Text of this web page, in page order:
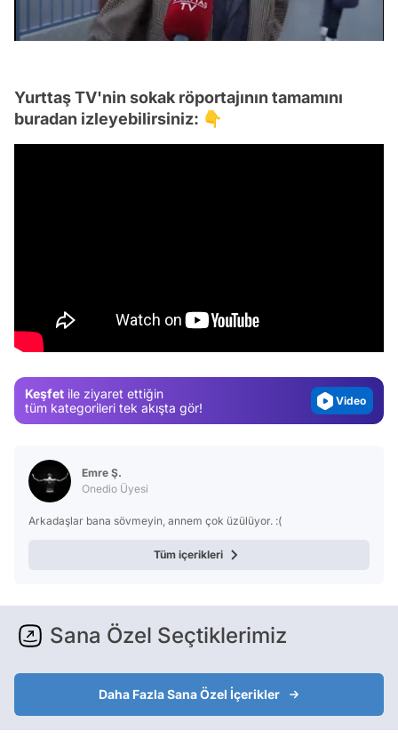
/
Yurttaş TV'nin sokak röportajının tamamını
buradan izleyebilirsiniz: 👇
Keşfet ile ziyaret ettiğin
tüm kategorileri tek akışta gör!
Video
Emre Ş.
Onedio Üyesi
Arkadaşlar bana sövmeyin, annem çok üzülüyor. :(
Tüm içerikleri
Sana Özel Seçtiklerimiz
Daha Fazla Sana Özel İçerikler